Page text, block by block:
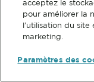
acceptez le
pour améliorer la
l’utilisation du
marketing.
Paramètres des